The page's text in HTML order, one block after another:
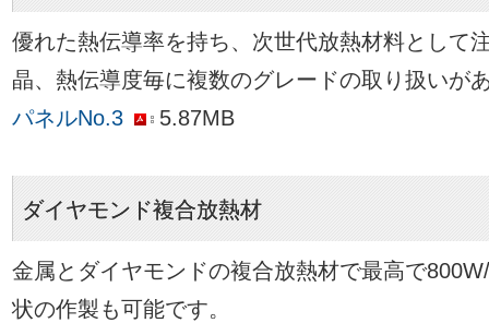
優れた熱伝導率を持ち、次世代放熱材料として
晶、熱伝導度毎に複数のグレードの取り扱いが
パネルNo.3
5.87MB
ダイヤモンド複合放熱材
金属とダイヤモンドの複合放熱材で最高で
状の作製も可能です。